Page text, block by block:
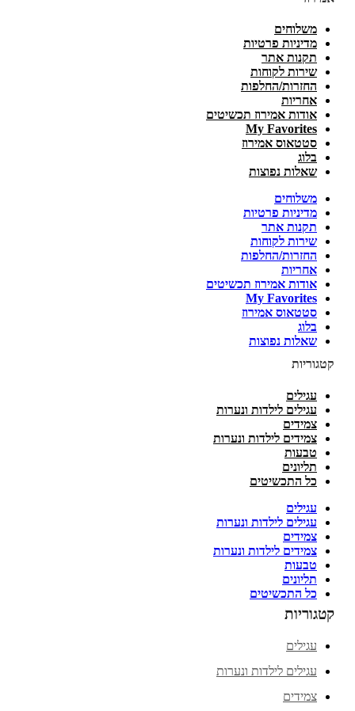
משלוחים
מדיניות פרטיות
תקנות אתר
שירות לקוחות
החזרות/החלפות
אחריות
אודות אמירוז תכשיטים
My Favorites
סטטאוס אמירוז
בלוג
שאלות נפוצות
משלוחים
מדיניות פרטיות
תקנות אתר
שירות לקוחות
החזרות/החלפות
אחריות
אודות אמירוז תכשיטים
My Favorites
סטטאוס אמירוז
בלוג
שאלות נפוצות
קטגוריות
עגילים
עגילים לילדות ונערות
צמידים
צמידים לילדות ונערות
טבעות
תליונים
כל התכשיטים
עגילים
עגילים לילדות ונערות
צמידים
צמידים לילדות ונערות
טבעות
תליונים
כל התכשיטים
קטגוריות
עגילים
עגילים לילדות ונערות
צמידים